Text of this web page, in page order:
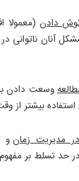
دادن (معمولا
آنان
وسعت دادن به
بیشتر از
مدیریت زمانو
در حد تسلط بر مفهوم